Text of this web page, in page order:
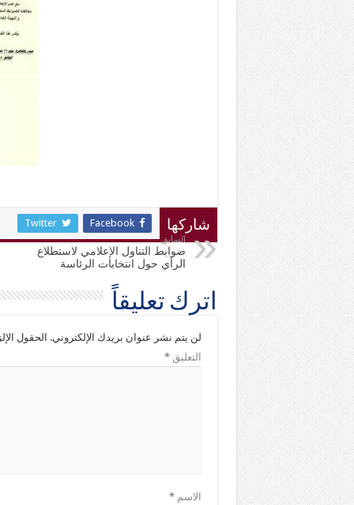
شاركها Facebook
Twitter
السابق
ضوابط التناول الإعلامي لاستطلاع
الرأي حول انتخابات الرئاسة
اترك تعليقاً
لن يتم نشر عنوان بريدك الإلكتروني. الحقول
التعليق*
الاسم*